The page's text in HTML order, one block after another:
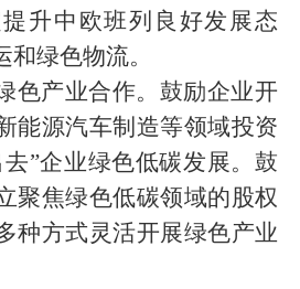
升中欧班列良好发展态
绿色物流。
产业合作。鼓励企业开
能源汽车制造等领域投资
”企业绿色低碳发展。鼓
聚焦绿色低碳领域的股权
种方式灵活开展绿色产业